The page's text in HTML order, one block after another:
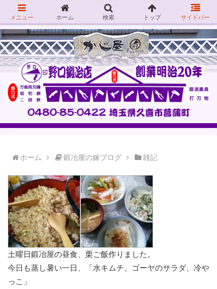
ホーム 鍛冶屋の嫁ブログ 雑記
土曜日鍛冶屋の昼食、栗ご飯作りました。
今日も蒸し暑い一日、「水キムチ、ゴーヤのサラダ、冷や
っこ」
メニュー ホーム 検索 トップ サイドバー